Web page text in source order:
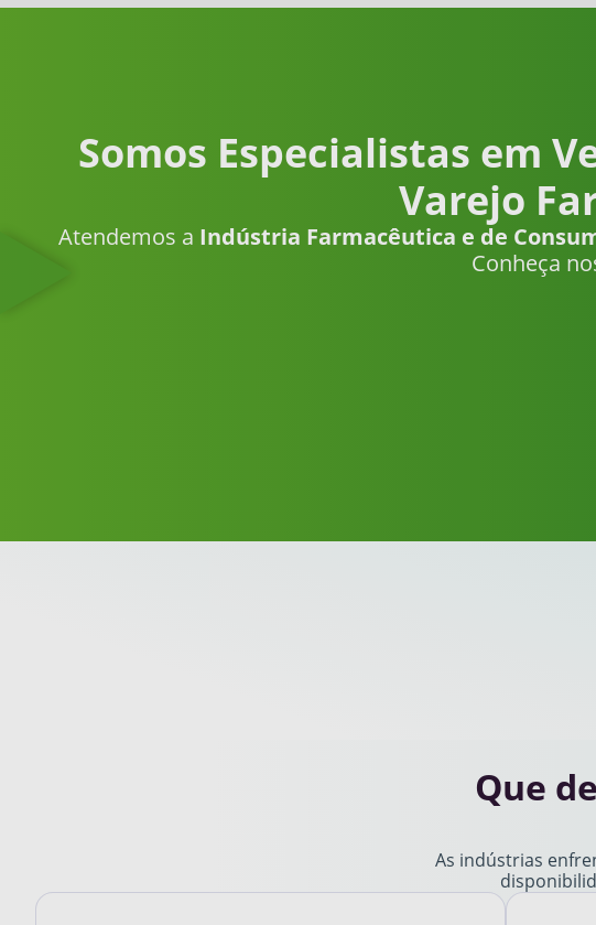
Somos Especialistas em
Varejo
Atendemos a Indústria Farmacêutica e de
Conheça
Que
As indústrias